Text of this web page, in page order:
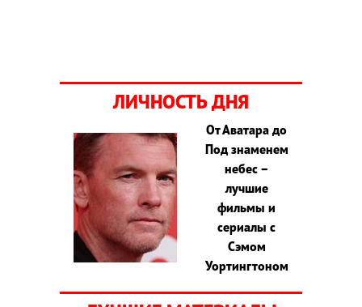
ЛИЧНОСТЬ ДНЯ
От Аватара до
Под знаменем
небес –
лучшие
фильмы и
сериалы с
Сэмом
Уортингтоном